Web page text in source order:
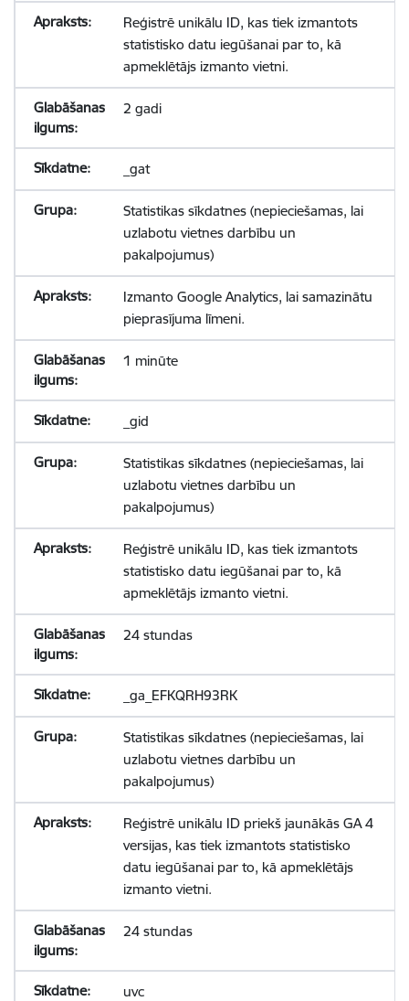
Reģistrē unikālu ID, kas tiek izmantots
statistisko datu iegūšanai par to, kā
apmeklētājs izmanto vietni.
2 gadi
_gat
Statistikas sīkdatnes (nepieciešamas, lai
uzlabotu vietnes darbību un
pakalpojumus)
Izmanto Google Analytics, lai samazinātu
pieprasījuma līmeni.
1 minūte
_gid
Statistikas sīkdatnes (nepieciešamas, lai
uzlabotu vietnes darbību un
pakalpojumus)
Reģistrē unikālu ID, kas tiek izmantots
statistisko datu iegūšanai par to, kā
apmeklētājs izmanto vietni.
24 stundas
_ga_EFKQRH93RK
Statistikas sīkdatnes (nepieciešamas, lai
uzlabotu vietnes darbību un
pakalpojumus)
Reģistrē unikālu ID priekš jaunākās GA 4
versijas, kas tiek izmantots statistisko
datu iegūšanai par to, kā apmeklētājs
izmanto vietni.
24 stundas
uvc